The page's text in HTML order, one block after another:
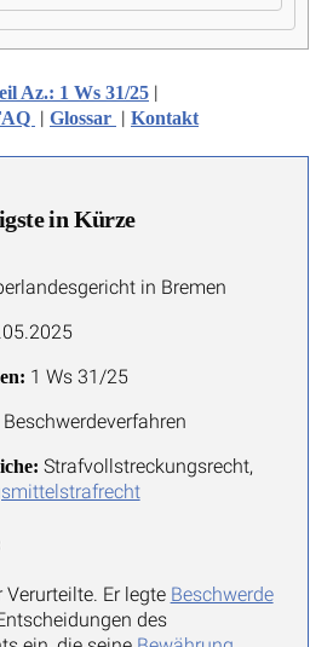
Az.: 1 Ws 31/25 |
| Glossar | Kontakt
in Kürze
in Bremen
1 Ws 31/25
Beschwerdeverfahren
Strafvollstreckungsrecht,
Verurteilte. Er legte Beschwerde
des